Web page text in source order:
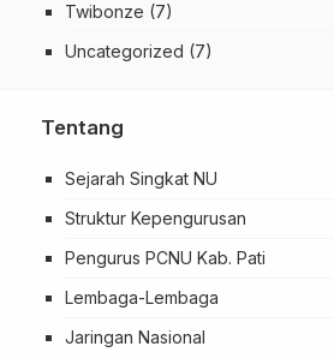
Twibonze (7)
Uncategorized (7)
Tentang
Sejarah Singkat NU
Struktur Kepengurusan
Pengurus PCNU Kab. Pati
Lembaga-Lembaga
Jaringan Nasional